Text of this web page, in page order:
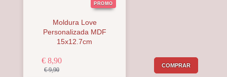
PROMO
Moldura Love
Personalizada MDF
15x12.7cm
€ 8,90
€ 9,90
COMPRAR